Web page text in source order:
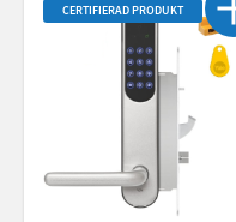
CERTIFIERAD PRODUKT